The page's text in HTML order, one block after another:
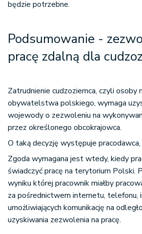
będzie potrzebne.
Podsumowanie - z
pracę zdalną dla
Zatrudnienie cudzoziemca, czyli osoby
obywatelstwa polskiego, wymaga
wojewody o zezwoleniu na
przez określonego obcokrajowca.
O taką decyzję występuje pracodawca,
Zgoda wymagana jest wtedy, kiedy
świadczyć pracę na terytorium Polski.
wyniku której pracownik miałby
za pośrednictwem internetu, telefonu,
umożliwiających komunikację na
uzyskiwania zezwolenia na pracę.